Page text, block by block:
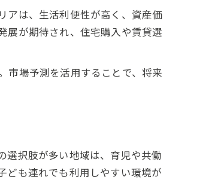
アは、生活利便性が高く、資産価
展が期待され、住宅購入や賃貸選
市場予測を活用することで、将来
選択肢が多い地域は、育児や共働
ども連れでも利用しやすい環境が